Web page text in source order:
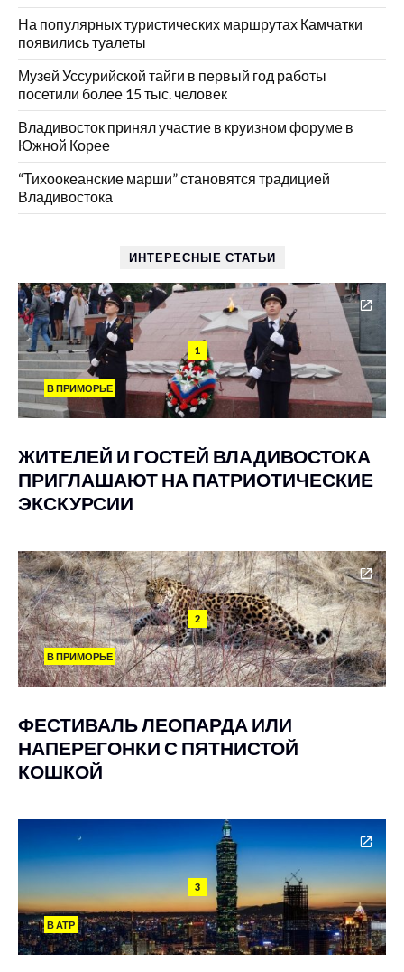
На популярных туристических маршрутах Камчатки
появились туалеты
Музей Уссурийской тайги в первый год работы
посетили более 15 тыс. человек
Владивосток принял участие в круизном форуме в
Южной Корее
“Тихоокеанские марши” становятся традицией
Владивостока
ИНТЕРЕСНЫЕ СТАТЬИ
1
В ПРИМОРЬЕ
ЖИТЕЛЕЙ И ГОСТЕЙ ВЛАДИВОСТОКА
ПРИГЛАШАЮТ НА ПАТРИОТИЧЕСКИЕ
ЭКСКУРСИИ
2
В ПРИМОРЬЕ
ФЕСТИВАЛЬ ЛЕОПАРДА ИЛИ
НАПЕРЕГОНКИ С ПЯТНИСТОЙ
КОШКОЙ
3
В АТР